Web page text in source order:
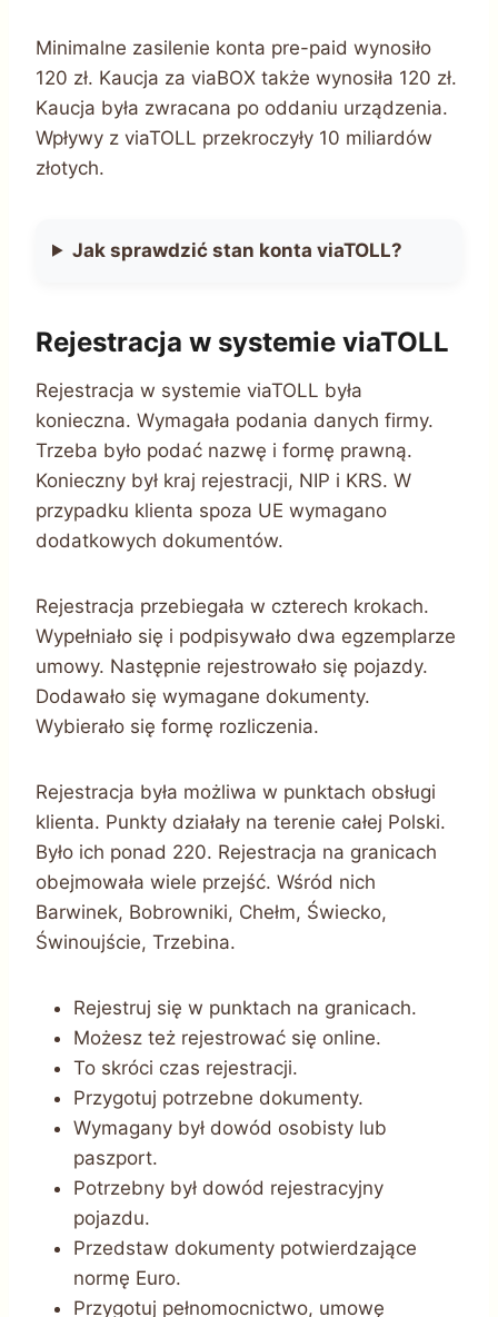
Minimalne zasilenie konta pre-paid wynosiło
120 zł. Kaucja za viaBOX także wynosiła 120 zł.
Kaucja była zwracana po oddaniu urządzenia.
Wpływy z viaTOLL przekroczyły 10 miliardów
złotych.
Jak sprawdzić stan konta viaTOLL?
Rejestracja w systemie viaTOLL
Rejestracja w systemie viaTOLL była
konieczna. Wymagała podania danych firmy.
Trzeba było podać nazwę i formę prawną.
Konieczny był kraj rejestracji, NIP i KRS. W
przypadku klienta spoza UE wymagano
dodatkowych dokumentów.
Rejestracja przebiegała w czterech krokach.
Wypełniało się i podpisywało dwa egzemplarze
umowy. Następnie rejestrowało się pojazdy.
Dodawało się wymagane dokumenty.
Wybierało się formę rozliczenia.
Rejestracja była możliwa w punktach obsługi
klienta. Punkty działały na terenie całej Polski.
Było ich ponad 220. Rejestracja na granicach
obejmowała wiele przejść. Wśród nich
Barwinek, Bobrowniki, Chełm, Świecko,
Świnoujście, Trzebina.
Rejestruj się w punktach na granicach.
Możesz też rejestrować się online.
To skróci czas rejestracji.
Przygotuj potrzebne dokumenty.
Wymagany był dowód osobisty lub
paszport.
Potrzebny był dowód rejestracyjny
pojazdu.
Przedstaw dokumenty potwierdzające
normę Euro.
Przygotuj pełnomocnictwo, umowę